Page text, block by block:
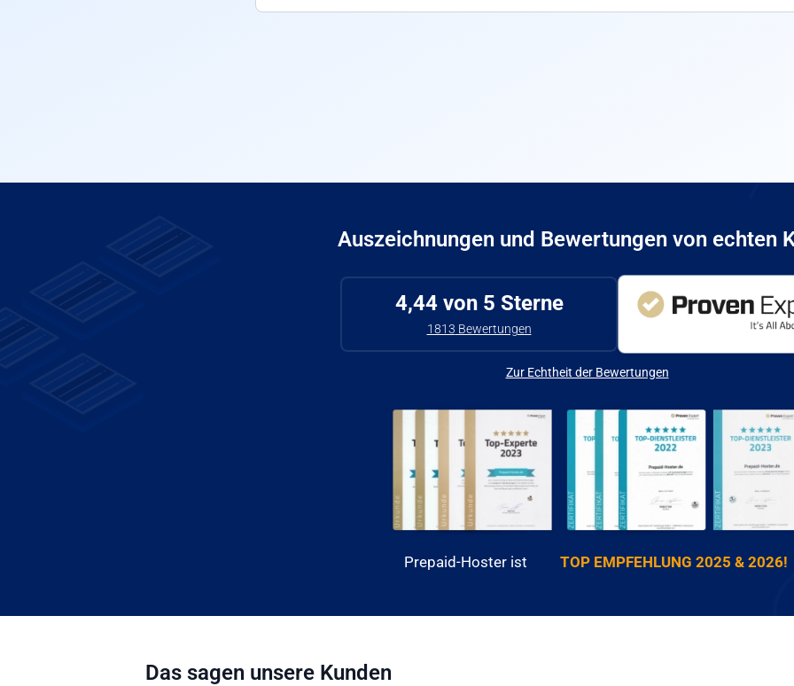
Auszeichnungen und Bewertungen von echten
4,44von 5 Sterne
1813 Bewertungen
Zur Echtheit der Bewertungen
Prepaid-Hoster ist TOP EMPFEHLUNG 2025 & 2026!
Das sagen unsere Kunden